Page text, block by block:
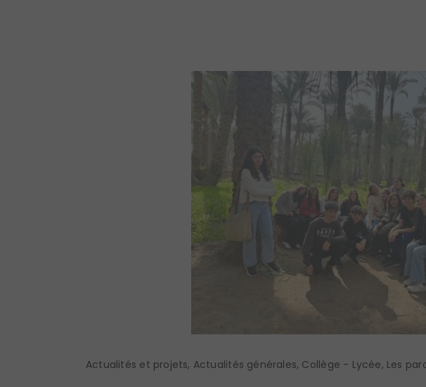
Actualités et projets, Actualités générales, Collège - Lycée, Les